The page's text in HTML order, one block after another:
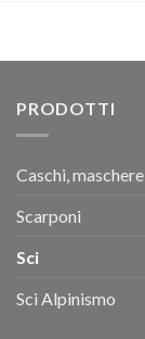
PRODOTTI
Caschi,
Scarponi
Sci
Sci Alpinismo